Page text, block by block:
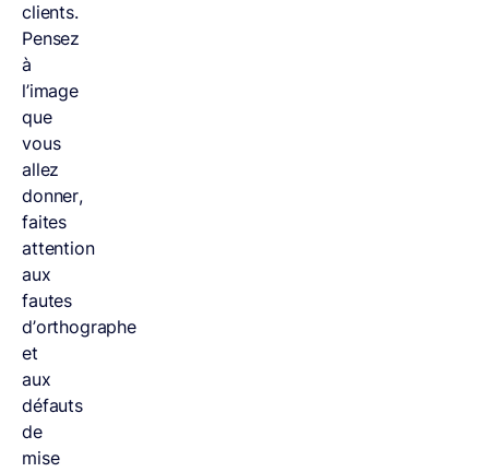
clients.
Pensez
à
l’image
que
vous
allez
donner,
faites
attention
aux
fautes
d’orthographe
et
aux
défauts
de
mise